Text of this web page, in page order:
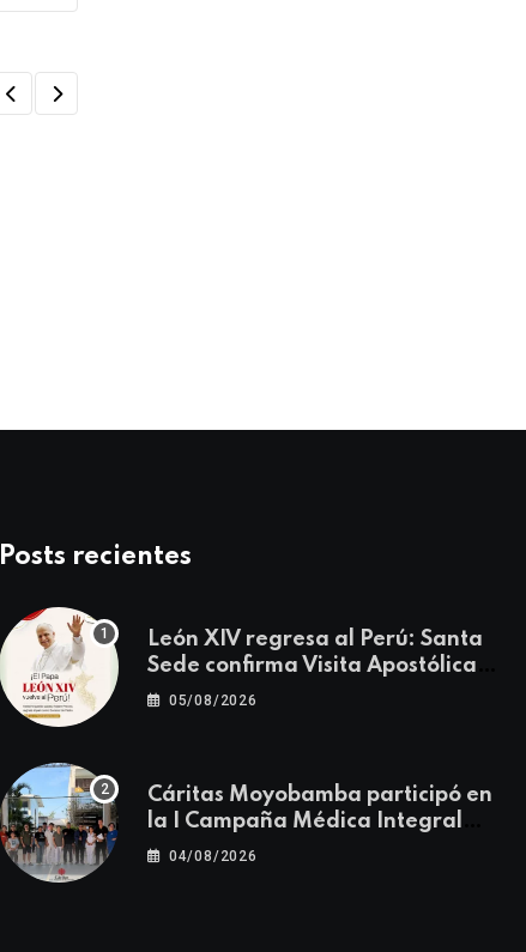
Posts recientes
León XIV regresa al Perú: Santa
Sede confirma Visita Apostólica
del 11 al 17 de noviembre
05/08/2026
Cáritas Moyobamba participó en
la I Campaña Médica Integral
Gratuita llevando salud y
04/08/2026